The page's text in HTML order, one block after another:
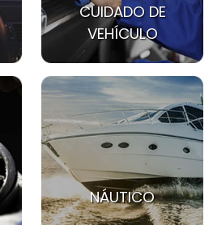
CUIDADO DE
VEHÍCULO
NÁUTICO